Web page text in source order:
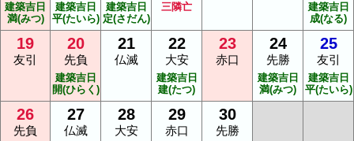
建築吉日
満(みつ)
建築吉日
平(たいら)
建築吉日
定(さだん)
三隣亡
建築吉日
成(なる)
19
友引
20
先負
建築吉日
開(ひらく)
21
仏滅
22
大安
建築吉日
建(たつ)
23
赤口
24
先勝
建築吉日
満(みつ)
25
友引
建築吉日
平(たいら)
26
先負
27
仏滅
28
大安
29
赤口
30
先勝